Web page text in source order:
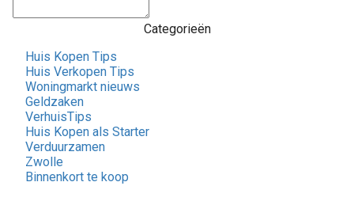
Categorieën
Huis Kopen Tips
Huis Verkopen Tips
Woningmarkt nieuws
Geldzaken
VerhuisTips
Huis Kopen als Starter
Verduurzamen
Zwolle
Binnenkort te koop